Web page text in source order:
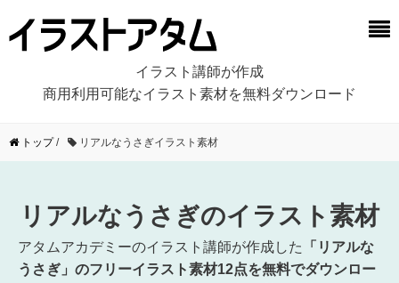
イラスト講師が作成
商用利用可能なイラスト素材を無料ダウンロード
トップ/ リアルなうさぎイラスト素材
リアルなうさぎのイラスト素材
アタムアカデミーのイラスト講師が作成した
「リアルな
うさぎ」のフリーイラスト素材12点を無料でダウンロー